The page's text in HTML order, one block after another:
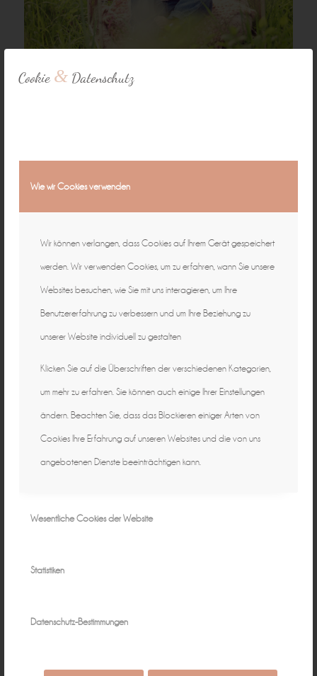
Cookie & Datenschutz
Wie wir Cookies verwenden
Wir können verlangen, dass Cookies auf Ihrem Gerät gespeichert
werden. Wir verwenden Cookies, um zu erfahren, wann Sie unsere
Websites besuchen, wie Sie mit uns interagieren, um Ihre
Benutzererfahrung zu verbessern und um Ihre Beziehung zu
unserer Website individuell zu gestalten
Klicken Sie auf die Überschriften der verschiedenen Kategorien,
um mehr zu erfahren. Sie können auch einige Ihrer Einstellungen
ändern. Beachten Sie, dass das Blockieren einiger Arten von
Cookies Ihre Erfahrung auf unseren Websites und die von uns
angebotenen Dienste beeinträchtigen kann.
Wesentliche Cookies der Website
Statistiken
Datenschutz-Bestimmungen
April 7, 2014 / 0 Kommentare / vonPeggy
Kinderfotograf Bamberg
Kinderfotograf
Burgebrach,Kinderfotografie Bamberg,
Kinderfotografie Burgebrach,Kinderportraits